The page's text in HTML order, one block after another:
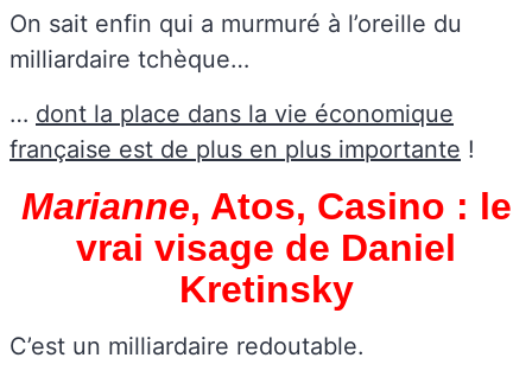
On sait enfin qui a murmuré à l’oreille du
milliardaire tchèque…
… dont la place dans la vie économique
française est de plus en plus importante !
Marianne, Atos, Casino : le
vrai visage de Daniel
Kretinsky
C’est un milliardaire redoutable.